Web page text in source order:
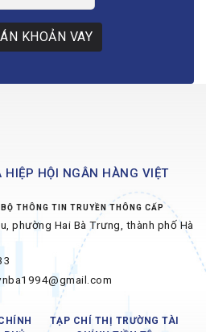
KHOẢN VAY
HỘI NGÂN HÀNG VIỆT
THÔNG TIN TRUYỀN THÔNG CẤP
phường Hai Bà Trưng, thành phố Hà
TẠP CHÍ THỊ TRƯỜNG TÀI